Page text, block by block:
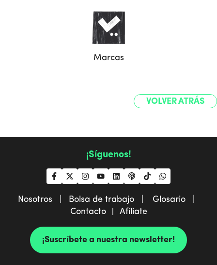
Marcas
VOLVER ATRÁS
¡Síguenos!
Nosotros | Bolsa de trabajo |
Glosario |
Contacto| Afíliate
¡Suscríbete a nuestra newsletter!